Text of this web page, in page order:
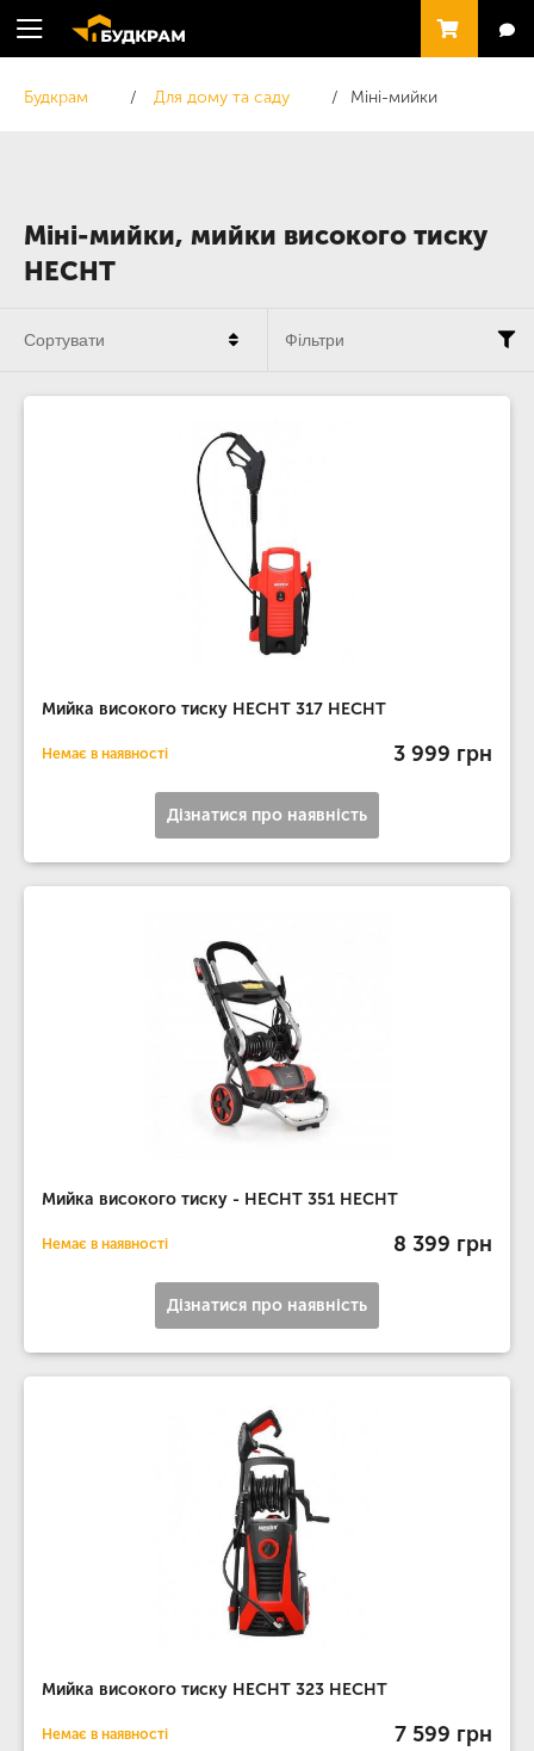
Міні-мийки, мийки високого тиску
HECHT
Будкрам Для дому та саду Міні-мийки
Мийка високого тиску HECHT 317 HECHT
Немає в наявності 3 999 грн
Дізнатися про наявність
Мийка високого тиску - HECHT 351 HECHT
Немає в наявності 8 399 грн
Дізнатися про наявність
Мийка високого тиску HECHT 323 HECHT
Немає в наявності 7 599 грн
Сортувати Фільтри